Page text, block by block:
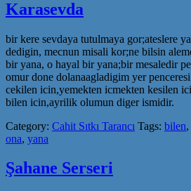
Karasevda
bir kere sevdaya tutulmaya gor;ateslere
dedigin, mecnun misali kor;ne bilsin
bir yana, o hayal bir yana;bir mesaledir
omur done dolanaagladigim yer
cekilen icin,yemekten icmekten kesilen
bilen icin,ayrilik olumun diger ismidir.
Category: Cahit Sıtkı Tarancı Tags: bilen,
ona, yana
Şahane Serseri